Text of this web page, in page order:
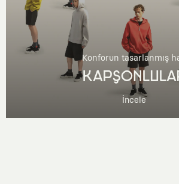
Konforun tasarlanmış
İncele